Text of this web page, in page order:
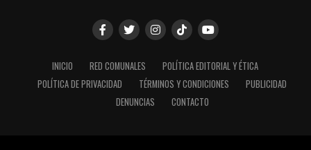
INICIO RED COMUNALES
POLÍTICA EDITORIAL Y ÉTICA
POLÍTICA DE PRIVACIDAD
TÉRMINOS Y CONDICIONES
PUBLICIDAD
DENUNCIAS
CONTACTO